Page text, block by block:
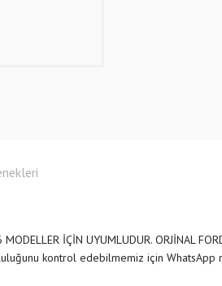
İÇİN UYUMLUDUR. ORJİNAL
kontrol edebilmemiz için